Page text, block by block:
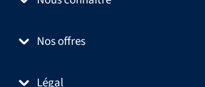
Nos offres
Légal